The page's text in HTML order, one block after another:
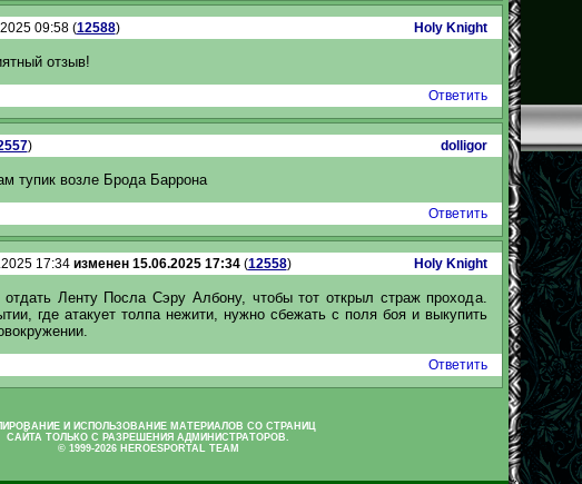
09:58 (12588) Holy Knight
отзыв!
Ответить
) dolligor
тупик возле Брода Баррона
Ответить
17:34 изменен 15.06.2025 17:34(12558) Holy Knight
отдать Ленту Посла Сэру Албону, чтобы тот открыл страж прохода.
где атакует толпа нежити, нужно сбежать с поля боя и выкупить
Ответить
И ИСПОЛЬЗОВАНИЕ МАТЕРИАЛОВ СО СТРАНИЦ
САЙТА ТОЛЬКО С РАЗРЕШЕНИЯ АДМИНИСТРАТОРОВ.
© 1999-2026 HEROESPORTAL TEAM